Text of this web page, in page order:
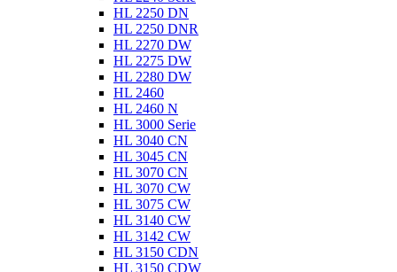
HL 2250 DN
HL 2250 DNR
HL 2270 DW
HL 2275 DW
HL 2280 DW
HL 2460
HL 2460 N
HL 3000 Serie
HL 3040 CN
HL 3045 CN
HL 3070 CN
HL 3070 CW
HL 3075 CW
HL 3140 CW
HL 3142 CW
HL 3150 CDN
HL 3150 CDW